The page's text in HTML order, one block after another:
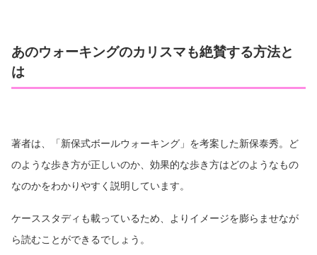
あのウォーキングのカリスマも絶賛する方法と
は
著者は、「新保式ボールウォーキング」を考案した新保泰秀。ど
のような歩き方が正しいのか、効果的な歩き方はどのようなもの
なのかをわかりやすく説明しています。
ケーススタディも載っているため、よりイメージを膨らませなが
ら読むことができるでしょう。